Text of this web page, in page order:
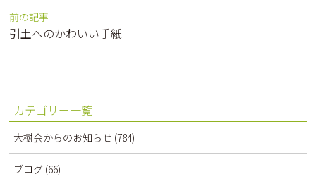
前の記事
引土へのかわいい手紙
カテゴリー一覧
大樹会からのお知らせ (784)
ブログ (66)